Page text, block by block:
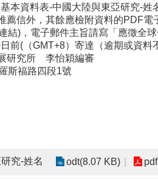
資料表-中國大陸與東亞研究-姓
薦信外，其餘應檢附資料的PDF
結)，電子郵件主旨請寫「應徵全
前(（GMT+8）寄達（逾期或資料
研究所 李怡穎編審
斯福路四段1號
究-姓名
odt(8.07 KB)